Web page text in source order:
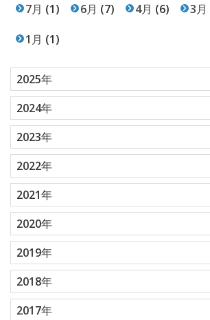
7月 (1) 6月 (7) 4月 (6) 3月
1月 (1)
2025年
2024年
2023年
2022年
2021年
2020年
2019年
2018年
2017年